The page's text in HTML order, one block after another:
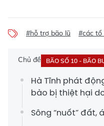
#hỗ trợ bão lũ #các tổ
Chủ đề BÃO SỐ 10 - BÃO
Hà Tĩnh phát
bào bị thiệt hại
Sông “nuốt” đất,